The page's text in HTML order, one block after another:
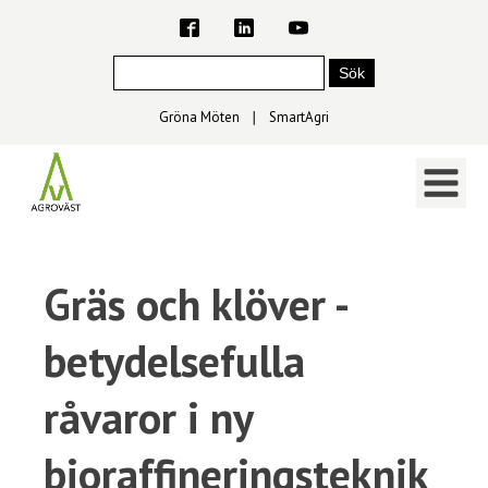
Gröna Möten ∣ SmartAgri
Gräs och klöver -
betydelsefulla
råvaror i ny
bioraffineringsteknik